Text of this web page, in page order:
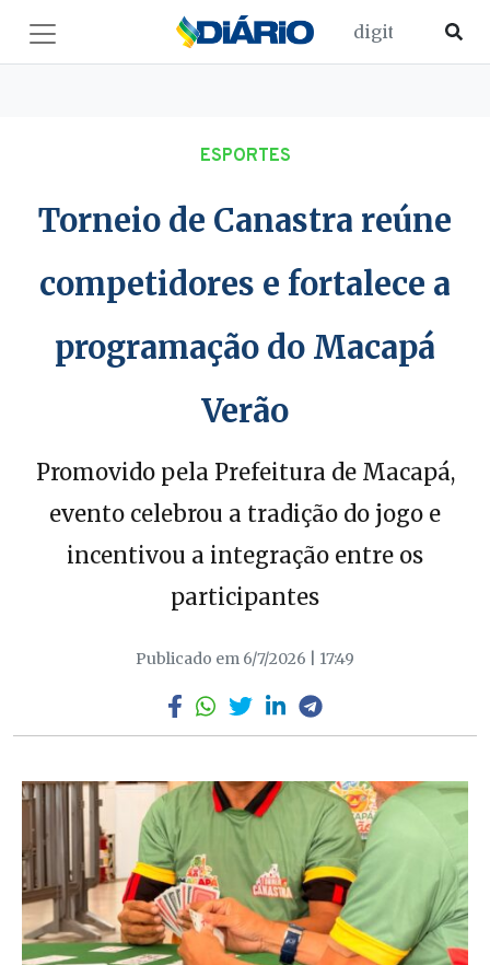
ESPORTES
Torneio de Canastra reúne
competidores e fortalece a
programação do Macapá
Verão
Promovido pela Prefeitura de Macapá,
evento celebrou a tradição do jogo e
incentivou a integração entre os
participantes
Publicado em 6/7/2026 | 17:49